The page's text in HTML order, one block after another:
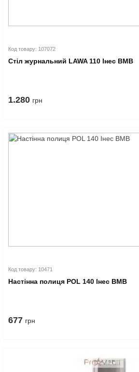
Код товару: 107072
Стіл журнальний LAWA 110 Інес ВМВ
1.280 грн
Код товару: 10471
Настінна полиця POL 140 Інес ВМВ
677 грн